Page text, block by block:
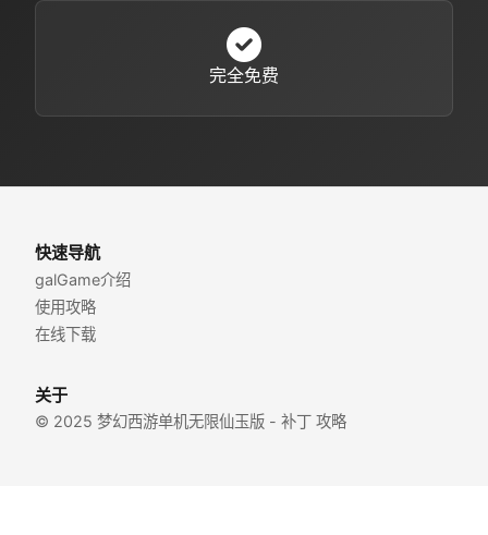
完全免费
快速导航
galGame介绍
使用攻略
在线下载
关于
© 2025 梦幻西游单机无限仙玉版 - 补丁 攻略